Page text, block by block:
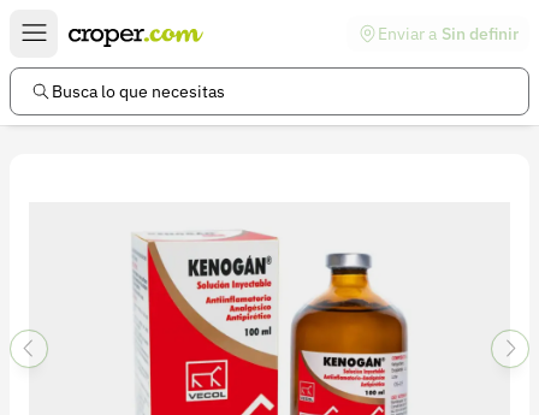
Enviar a Sin definir
Busca lo que necesitas
Enlaces de interés
Preguntas frecuentes
Términos y condiciones
Política de devoluciones
Política de privacidad